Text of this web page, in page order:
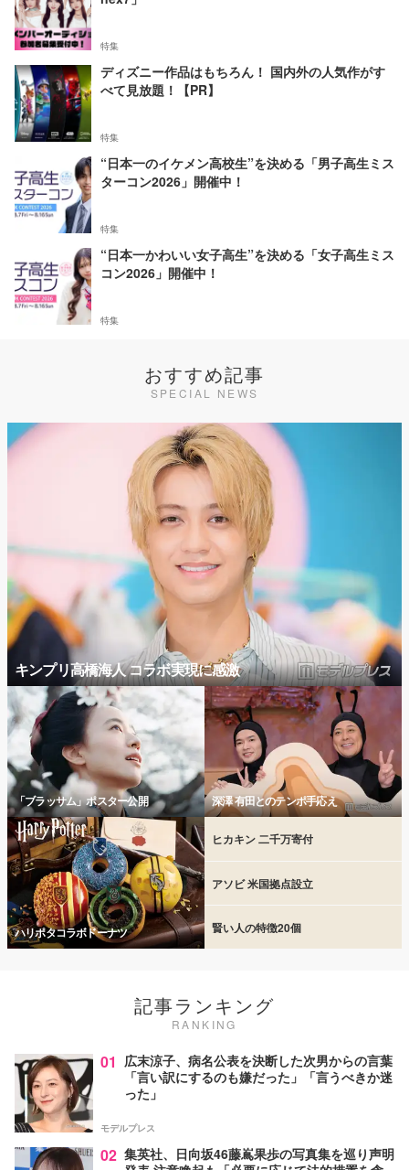
特集
ディズニー作品はもちろん！ 国内外の人気作がす
べて見放題！【PR】
特集
“日本一のイケメン高校生”を決める「男子高生ミス
ターコン2026」開催中！
特集
“日本一かわいい女子高生”を決める「女子高生ミス
コン2026」開催中！
特集
おすすめ記事
SPECIAL NEWS
キンプリ高橋海人 コラボ実現に感激
「ブラッサム」ポスター公開 深澤 有田とのテンポ手応え
ハリポタコラボドーナツ
ヒカキン 二千万寄付
アソビ 米国拠点設立
賢い人の特徴20個
記事ランキング
RANKING
01 広末涼子、病名公表を決断した次男からの言葉
「言い訳にするのも嫌だった」「言うべきか迷
った」
モデルプレス
02 集英社、日向坂46藤嶌果歩の写真集を巡り声明